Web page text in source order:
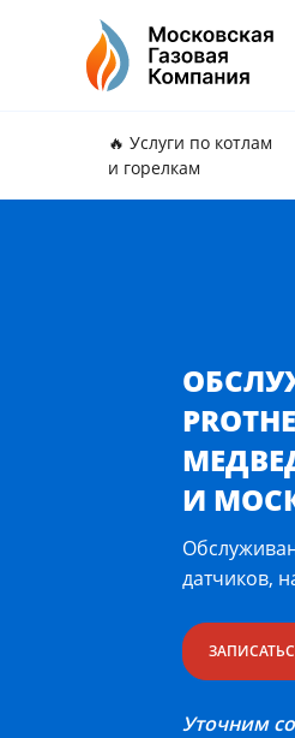
🔥 Услуги по котлам
и горелкам
И
датчиков,
Уточним